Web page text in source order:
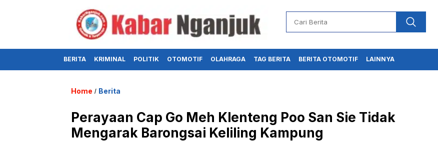
BERITA KRIMINAL POLITIK OTOMOTIF OLAHRAGA TAG BERITA BERITA OTOMOTIF LAINNYA
Home / Berita
Perayaan Cap Go Meh Klenteng Poo San Sie Tidak
Mengarak Barongsai Keliling Kampung